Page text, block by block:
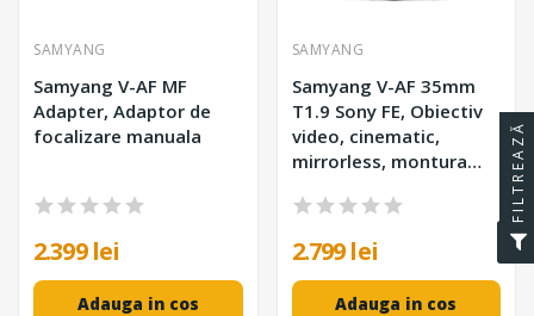
SAMYANG
Samyang V-AF MF
Adapter, Adaptor de
focalizare manuala
2.399 lei
Adauga in cos
SAMYANG
Samyang V-AF 35mm
T1.9 Sony FE, Obiectiv
video, cinematic,
mirrorless, montura
2.799 lei
Adauga in cos
FILTREAZĂ